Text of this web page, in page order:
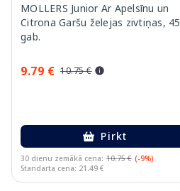
MOLLERS Junior Ar Apelsīnu un
Citrona Garšu želejas zivtiņas, 45
gab.
9.79 € 10.75 €
Pirkt
30 dienu zemākā cena: 10.75 € (-9%)
Standarta cena: 21.49 €